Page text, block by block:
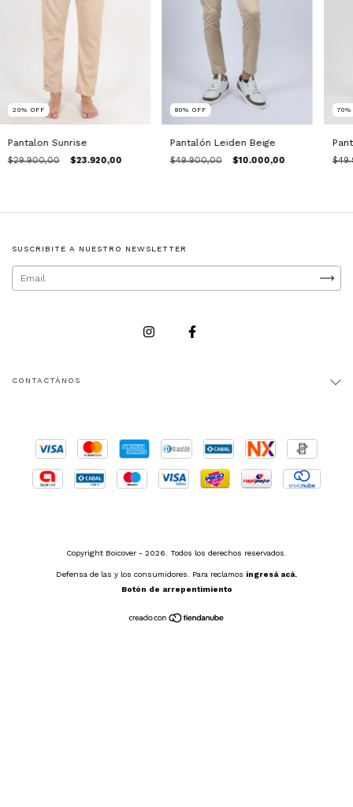
20% OFF
Pantalon Sunrise
$29.900,00 $23.920,00
80% OFF
Pantalón Leiden Beige
$49.900,00 $10.000,00
70
SUSCRIBITE A NUESTRO NEWSLETTER
CONTACTÁNOS
Copyright Boicover - 2026. Todos los derechos reservados.
Defensa de las y los consumidores. Para reclamos ingresá acá.
Botón de arrepentimiento